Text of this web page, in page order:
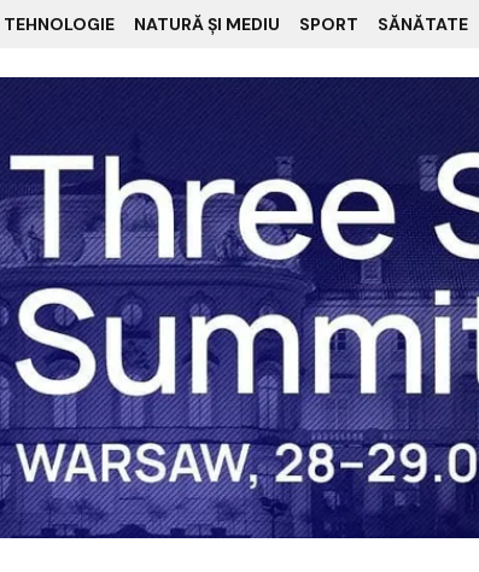
TEHNOLOGIE NATURĂ ȘI MEDIU SPORT SĂNĂTATE